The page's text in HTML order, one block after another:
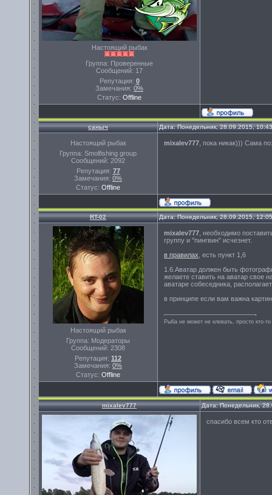
Настоящий рыбак
Группа: Проверенные
Сообщений: 17
Репутация: 0
Замечания: 0%
Статус: Offline
саныч Дата: Понедельник, 28.09.2015,
Настоящий рыбак
Группа: Smolfishing group
Сообщений: 2092
Репутация: 77
Замечания: 0%
Статус: Offline
mixalev777 , пока никак))) Сама
RT-02 Дата: Понедельник, 28.09.2015,
Настоящий рыбак
Группа: Модераторы
Сообщений: 2308
Репутация: 112
Замечания: 0%
Статус: Offline
mixalev777 , необходимо
группу и "пингвин" исчезнет.
в правилах , есть пункт 1,6
1.6.Аватар должен быть
желаете ставить на аватар свое
аватаре собеседника,
в принципе если вам важна
Рыба не может не клевать, просто кто-
mixalev777 Дата: Понедельник,
спасибо всем кто